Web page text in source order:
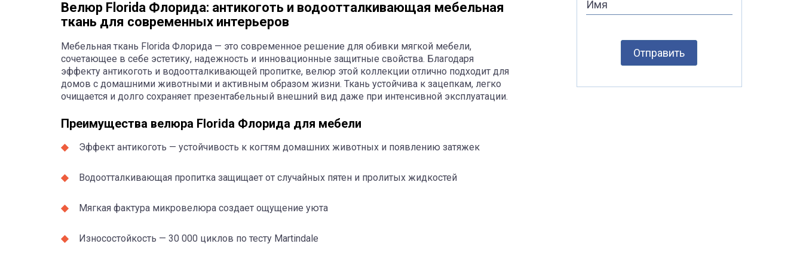
Велюр Florida Флорида: антикоготь и водоотталкивающая мебельная
ткань для современных интерьеров
Мебельная ткань Florida Флорида — это современное решение для обивки мягкой мебели,
сочетающее в себе эстетику, надежность и инновационные защитные свойства. Благодаря
эффекту антикоготь и водоотталкивающей пропитке, велюр этой коллекции отлично подходит для
домов с домашними животными и активным образом жизни. Ткань устойчива к зацепкам, легко
очищается и долго сохраняет презентабельный внешний вид даже при интенсивной эксплуатации.
Преимущества велюра Florida Флорида для мебели
Эффект антикоготь — устойчивость к когтям домашних животных и появлению затяжек
Водоотталкивающая пропитка защищает от случайных пятен и пролитых жидкостей
Мягкая фактура микровелюра создает ощущение уюта
Износостойкость — 30 000 циклов по тесту Martindale
Имя
Отправить